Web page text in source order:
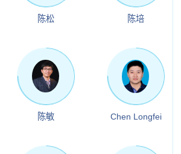
陈松 陈培
陈敏 Chen Longfei